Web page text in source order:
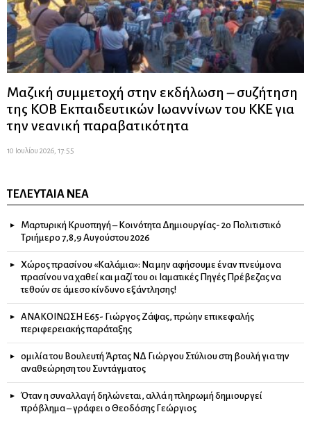
Μαζική συμμετοχή στην εκδήλωση – συζήτηση
της ΚΟΒ Εκπαιδευτικών Ιωαννίνων του ΚΚΕ για
την νεανική παραβατικότητα
10 Ιουλίου 2026, 17:55
ΤΕΛΕΥΤΑΊΑ ΝΈΑ
Μαρτυρική Κρυοπηγή – Κοινότητα Δημιουργίας- 2ο Πολιτιστικό
Τριήμερο 7,8,9 Αυγούστου 2026
Χώρος πρασίνου «Καλάμια»: Να μην αφήσουμε έναν πνεύμονα
πρασίνου να χαθεί και μαζί του οι Ιαματικές Πηγές Πρέβεζας να
τεθούν σε άμεσο κίνδυνο εξάντλησης!
ΑΝΑΚΟΙΝΩΣΗ Ε65- Γιώργος Ζάψας, πρώην επικεφαλής
περιφερειακής παράταξης
ομιλία του Βουλευτή Άρτας ΝΔ Γιώργου Στύλιου στη βουλή για την
αναθεώρηση του Συντάγματος
Όταν η συναλλαγή δηλώνεται, αλλά η πληρωμή δημιουργεί
πρόβλημα – γράφει ο Θεοδόσης Γεώργιος